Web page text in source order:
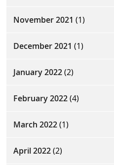
November 2021 (1)
December 2021 (1)
January 2022(2)
February 2022(4)
March 2022(1)
April 2022(2)